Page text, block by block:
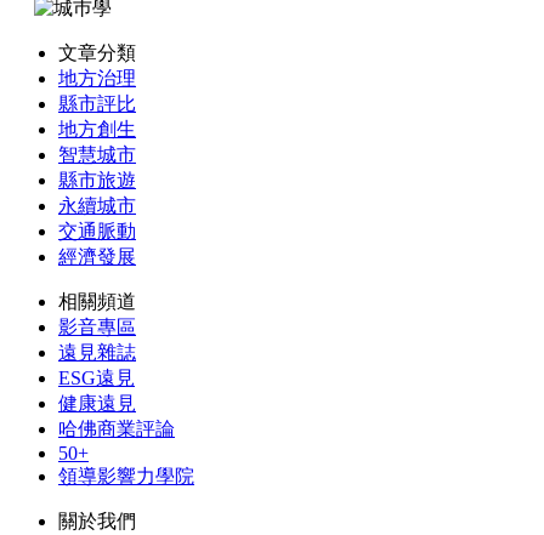
文章分類
地方治理
縣市評比
地方創生
智慧城市
縣市旅遊
永續城市
交通脈動
經濟發展
相關頻道
影音專區
遠見雜誌
ESG遠見
健康遠見
哈佛商業評論
50+
領導影響力學院
關於我們